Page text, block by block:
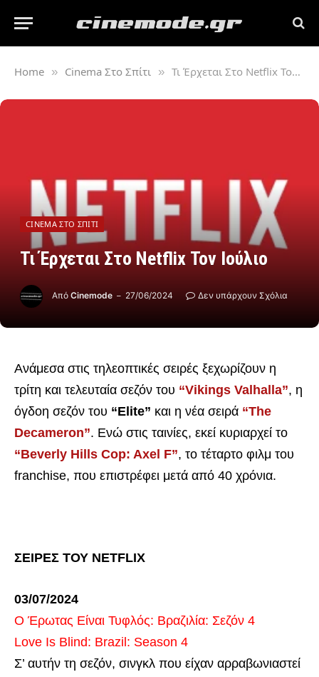
Home » Cinema Στο Σπίτι » Τι Έρχεται Στο Netflix Τον Ιούλιο
CINEMA ΣΤΟ ΣΠΊΤΙ
Τι Έρχεται Στο Netflix Τον Ιούλιο
Από Cinemode 27/06/2024 Δεν υπάρχουν Σχόλια
Ανάμεσα στις τηλεοπτικές σειρές ξεχωρίζουν η
τρίτη και τελευταία σεζόν του “Vikings Valhalla”, η
όγδοη σεζόν του “Elite” και η νέα σειρά “The
Decameron”. Ενώ στις ταινίες, εκεί κυριαρχεί το
“Beverly Hills Cop: Axel F”, το τέταρτο φιλμ του
franchise, που επιστρέφει μετά από 40 χρόνια.
ΣΕΙΡΕΣ ΤΟΥ NETFLIX
03/07/2024
Ο Έρωτας Είναι Τυφλός: Βραζιλία: Σεζόν 4
Love Is Blind: Brazil: Season 4
Σ’ αυτήν τη σεζόν, σινγκλ που είχαν αρραβωνιαστεί